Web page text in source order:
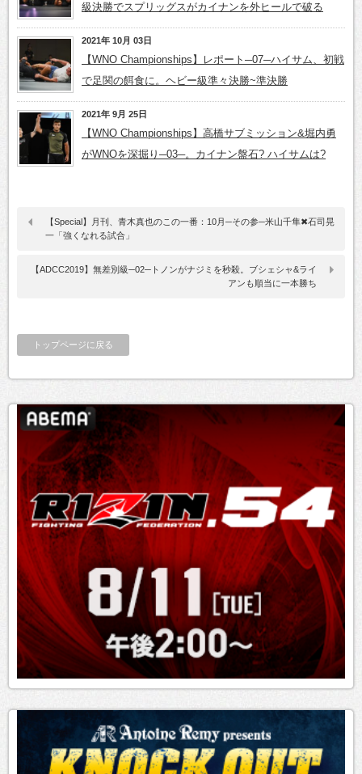
級決勝でスプリッグスがカイナンを外ヒールで破る
2021年 10月 03日
【WNO Championships】レポート─07─ハイサム、初戦
で足関の餌食に。ヘビー級準々決勝~準決勝
2021年 9月 25日
【WNO Championships】高橋サブミッション&堀内勇
がWNOを深掘り─03─。カイナン盤石? ハイサムは?
【Special】月刊、青木真也のこの一番：10月─その参─米山千隼✖石司晃
一「強くなれる試合」
【ADCC2019】無差別級─02─トノンがナジミを秒殺。ブシェシャ&ライ
アンも順当に一本勝ち
トップページに戻る